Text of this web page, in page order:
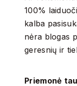
100%
kalba
nėra blogas
geresnių ir
Priemonė